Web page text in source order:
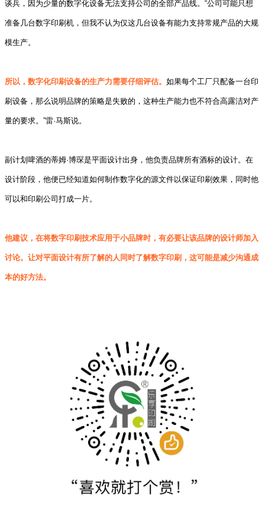
谈兵，因为少量的数字化设备无法支持公司的全部产品线。“公司可能只想
准备几台数字印刷机，但我不认为仅这几台设备有能力支持常规产品的大规
模生产。
所以，数字化印刷设备的生产力需要仔细评估。 如果每个工厂只配备一台印
刷设备，那么说明品牌的策略是失败的，这种生产能力也不符合高露洁对产
量的要求。”雷·马斯说。
副计划啤酒的蒂姆·博琛是平面设计出身，他负责品牌所有酒标的设计。在
设计阶段，他便已经知道如何制作数字化的源文件以保证印刷效果，同时他
可以和印刷公司打成一片。
他建议，在将数字印刷技术应用于小品牌时，有必要让该品牌的设计师加入
讨论。让对平面设计有所了解的人同时了解数字印刷，这可能是减少沟通成
本的好方法。